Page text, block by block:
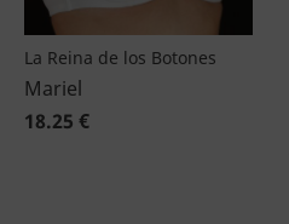
La Reina de los Botones
Mariel
18.25 €